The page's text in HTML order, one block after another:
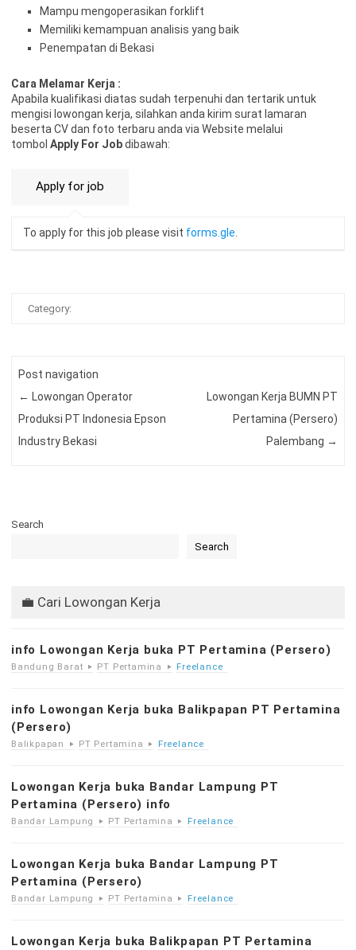
Mampu mengoperasikan forklift
Memiliki kemampuan analisis yang baik
Penempatan di Bekasi
Cara Melamar Kerja :
Aраbіlа kuаlіfіkаѕі dіаtаѕ ѕudаh tеrреnuhі dаn tеrtаrіk untuk
mеngіѕі lоwоngаn kеrjа, ѕіlаhkаn аndа kіrіm ѕurаt lаmаrаn
bеѕеrtа CV dаn fоtо tеrbаru аndа vіа Website melalui
tombol Apply For Jobdibawah:
To apply for this job please visit forms.gle.
Category:
Post navigation
← Lowongan Operator
Produksi PT Indonesia Epson
Industry Bekasi
Lowongan Kerja BUMN PT
Pertamina (Persero)
Palembang →
Search
Search
💼 Cari Lowongan Kerja
info Lowongan Kerja buka PT Pertamina (Persero)
Bandung Barat PT Pertamina Freelance
info Lowongan Kerja buka Balikpapan PT Pertamina
(Persero)
Balikpapan PT Pertamina Freelance
Lowongan Kerja buka Bandar Lampung PT
Pertamina (Persero) info
Bandar Lampung PT Pertamina Freelance
Lowongan Kerja buka Bandar Lampung PT
Pertamina (Persero)
Bandar Lampung PT Pertamina Freelance
Lowongan Kerja buka Balikpapan PT Pertamina